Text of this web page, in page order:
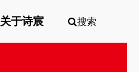
关于诗宸 搜索